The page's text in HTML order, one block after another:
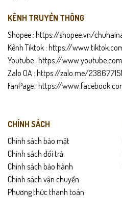
KÊNH TRUYỀN THÔNG
Shopee : https://shopee.vn/
Kênh Tiktok : https://
Youtube : https://
Zalo OA : https://zalo.me/
FanPage : https://
CHÍNH SÁCH
Chính sách bảo mật
Chính sách đổi trả
Chính sách bảo hành
Chính sách vận chuyển
Phương thức thanh toán